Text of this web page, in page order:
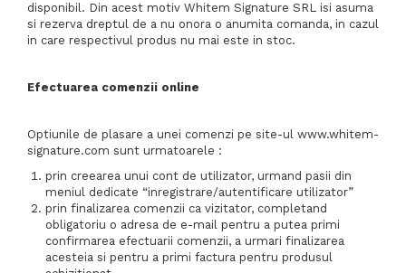
disponibil. Din acest motiv Whitem Signature SRL isi asuma
si rezerva dreptul de a nu onora o anumita comanda, in cazul
in care respectivul produs nu mai este in stoc.
Efectuarea comenzii online
Optiunile de plasare a unei comenzi pe site-ul www.whitem-
signature.com sunt urmatoarele :
prin creearea unui cont de utilizator, urmand pasii din
meniul dedicate “inregistrare/autentificare utilizator”
prin finalizarea comenzii ca vizitator, completand
obligatoriu o adresa de e-mail pentru a putea primi
confirmarea efectuarii comenzii, a urmari finalizarea
acesteia si pentru a primi factura pentru produsul